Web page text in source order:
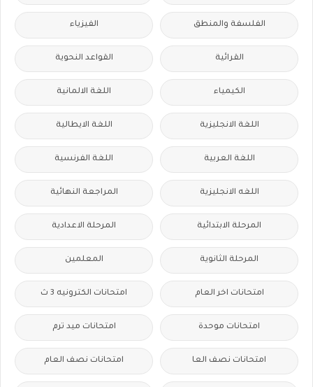
الفلسفة والمنطق الفيزياء
القرائية القواعد النحوية
الكيمياء اللغة الالمانية
اللغة الانجليزية اللغة الايطالية
اللغة العربية اللغة الفرنسية
اللغه الانجليزية المراجعة النهائية
المرحلة الابتدائية المرحلة الاعدادية
المرحلة الثانوية المعلمين
امتحانات اخر العام امتحانات الكترونيه 3 ث
امتحانات موحدة امتحانات ميد ترم
امتحانات نصف العا امتحانات نصف العام